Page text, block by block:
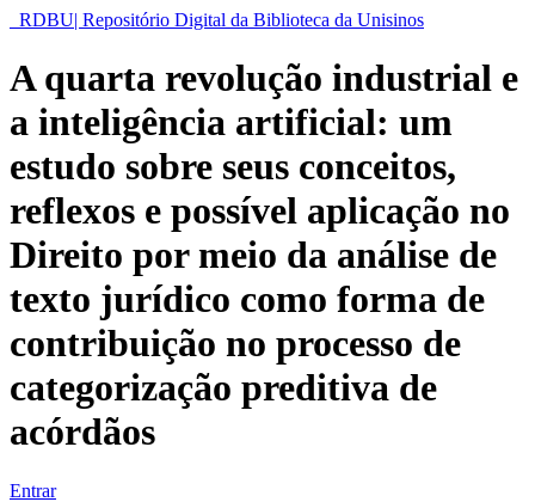
RDBU| Repositório Digital da Biblioteca da Unisinos
A quarta revolução industrial e
a inteligência artificial: um
estudo sobre seus conceitos,
reflexos e possível aplicação no
Direito por meio da análise de
texto jurídico como forma de
contribuição no processo de
categorização preditiva de
acórdãos
Entrar